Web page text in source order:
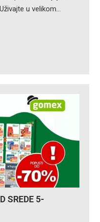
u velikom…
SREDE 5-